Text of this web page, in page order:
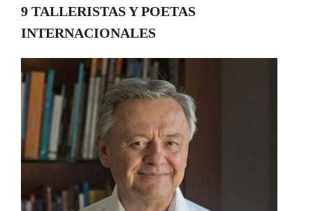
9 TALLERISTAS Y POETAS
INTERNACIONALES